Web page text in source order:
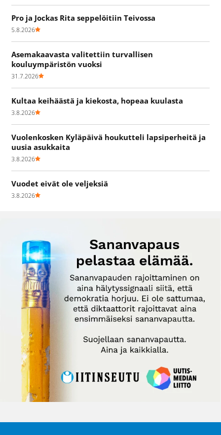
Pro ja Jockas Rita seppelöitiin Teivossa
5.8.2026
Asemakaavasta valitettiin turvallisen
kouluympäristön vuoksi
31.7.2026
Kultaa keihäästä ja kiekosta, hopeaa kuulasta
3.8.2026
Vuolenkosken Kyläpäivä houkutteli lapsiperheitä ja
uusia asukkaita
3.8.2026
Vuodet eivät ole veljeksiä
3.8.2026